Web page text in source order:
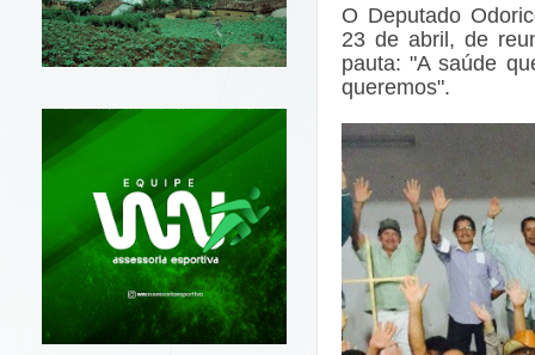
O Deputado
23 de abril, de
pauta: "A saúde
queremos".